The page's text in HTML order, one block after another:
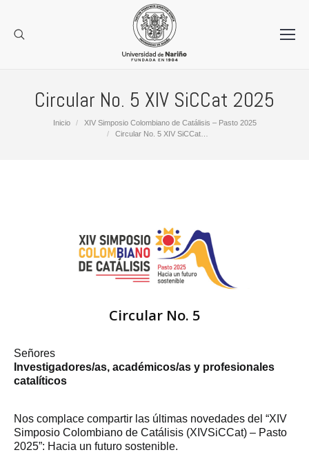
Circular No. 5 XIV SiCCat 2025
Estás aquí:
Inicio
XIV Simposio Colombiano de Catálisis – Pasto 2025
Circular No. 5 XIV SiCCat…
Circular No. 5
Señores
Investigadores/as, académicos/as y profesionales
catalíticos
Nos complace compartir las últimas novedades del “XIV
Simposio Colombiano de Catálisis (XIVSiCCat) – Pasto
2025”: Hacia un futuro sostenible.